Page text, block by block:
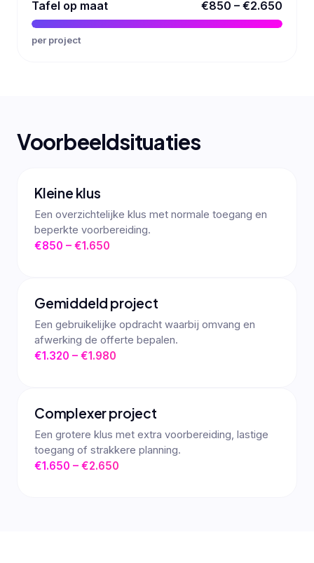
Tafel op maat €850 – €2.650
per project
Voorbeeldsituaties
Kleine klus
Een overzichtelijke klus met normale toegang en
beperkte voorbereiding.
€850 – €1.650
Gemiddeld project
Een gebruikelijke opdracht waarbij omvang en
afwerking de offerte bepalen.
€1.320 – €1.980
Complexer project
Een grotere klus met extra voorbereiding, lastige
toegang of strakkere planning.
€1.650 – €2.650